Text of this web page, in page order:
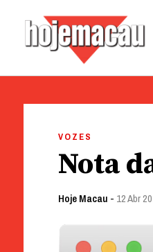
VOZES
Nota
Hoje Macau - 12 Abr